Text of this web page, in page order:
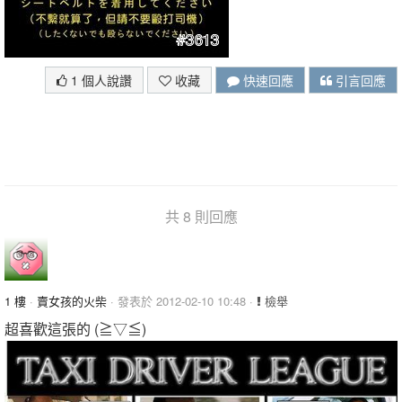
1 個人說讚 收藏 快速回應 引言回應
共 8 則回應
1 樓 · 賣女孩的火柴 · 發表於 2012-02-10 10:48 · 檢舉
超喜歡這張的 (≧▽≦)